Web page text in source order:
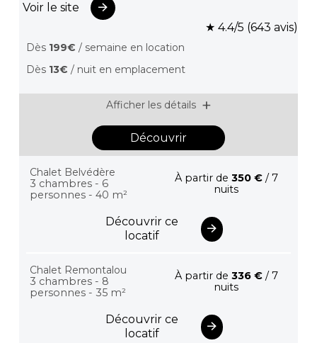
Voir le site
★ 4.4/5 (643 avis)
Dès 199€ / semaine en location
Dès 13€/ nuit en emplacement
Afficher les détails
Découvrir
Chalet Belvédère
3 chambres - 6
personnes - 40 m²
À partir de 350 €/ 7
nuits
Découvrir ce
locatif
Chalet Remontalou
3 chambres - 8
personnes - 35 m²
À partir de 336 €/ 7
nuits
Découvrir ce
locatif